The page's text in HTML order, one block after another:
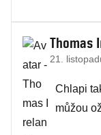
Thomas
21.
Chlapi
můžou